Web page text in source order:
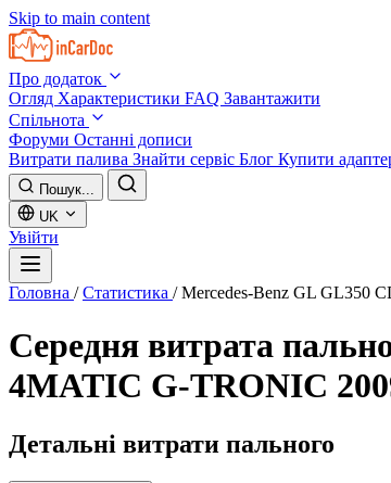
Skip to main content
Про додаток
Огляд Характеристики FAQ Завантажити
Спільнота
Форуми Останні дописи
Витрати палива Знайти сервіс Блог Купити
Пошук...
UK
Увійти
Головна / Статистика / Mercedes-Benz GL GL350
Середня витрата
4MATIC G-TRONIC
Детальні витрати пального